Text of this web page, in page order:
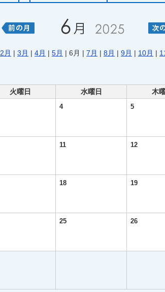
2月 | 3月 | 4月 | 5月 | 6月 | 7月 | 8月 | 9月 | 10月 |
火曜日 水曜日 木
4 5
11 12
18 19
25 26